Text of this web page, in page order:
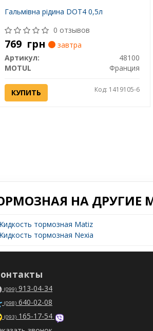
Гальмівна рідина DOT4 0,5л
0 отзывов
769 грн
завтра
Артикул:
48100
MOTUL
Франция
КУПИТЬ Код: 1419105-6
НА ДРУГИЕ
тормозная Matiz
тормозная Nexia
(099) 913-04-34
(098) 640-02-08
(093) 165-17-54